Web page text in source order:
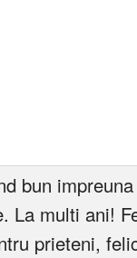
bun
La multi ani!
prieteni,